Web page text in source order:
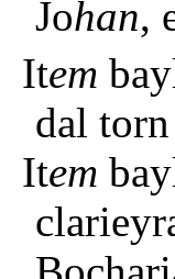
Johan,
Item
dal
Item